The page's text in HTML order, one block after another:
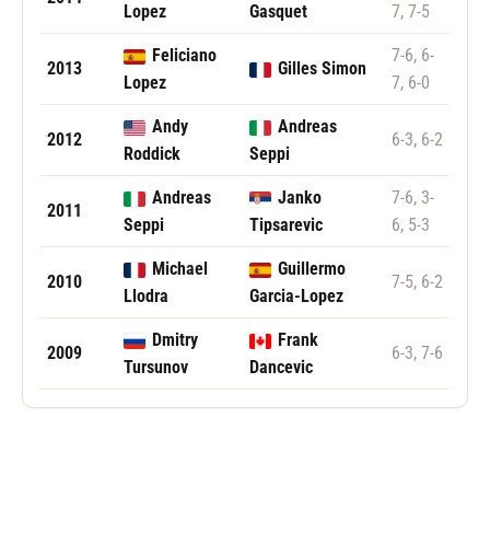
Lopez
Gasquet
7, 7-5
2013
Feliciano
Lopez
Gilles Simon
7-6, 6-
7, 6-0
2012
Andy
Roddick
Andreas
Seppi
6-3, 6-2
2011
Andreas
Seppi
Janko
Tipsarevic
7-6, 3-
6, 5-3
2010
Michael
Llodra
Guillermo
Garcia-Lopez
7-5, 6-2
2009
Dmitry
Tursunov
Frank
Dancevic
6-3, 7-6